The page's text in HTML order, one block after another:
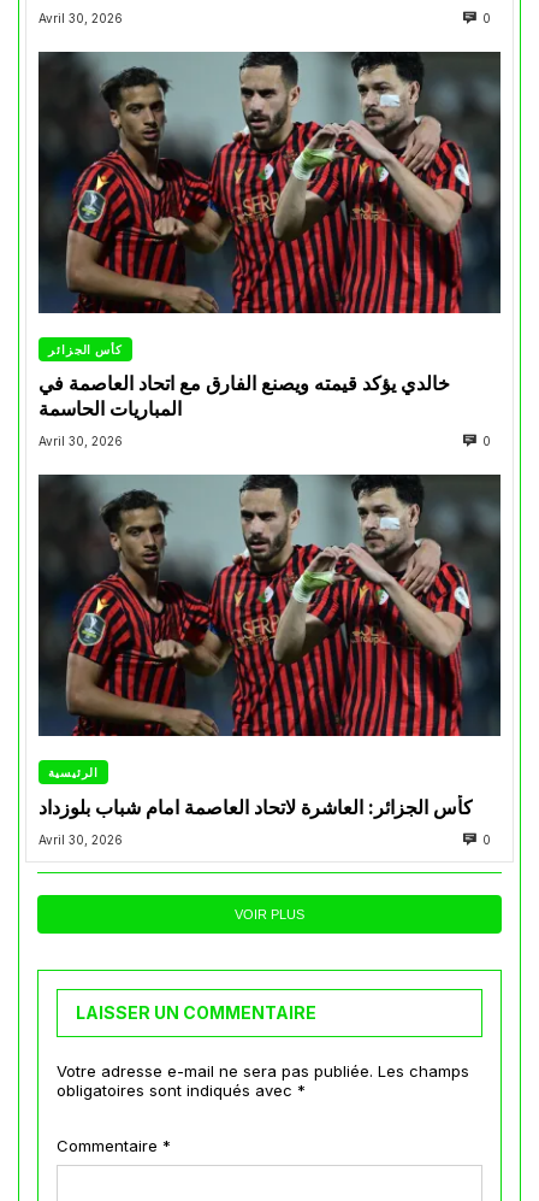
Avril 30, 2026 0
كأس الجزائر
خالدي يؤكد قيمته ويصنع الفارق مع اتحاد العاصمة في
المباريات الحاسمة
Avril 30, 2026 0
الرئيسية
كأس الجزائر: العاشرة لاتحاد العاصمة امام شباب بلوزداد
Avril 30, 2026 0
VOIR PLUS
LAISSER UN COMMENTAIRE
Votre adresse e-mail ne sera pas publiée. Les champs
obligatoires sont indiqués avec *
Commentaire *